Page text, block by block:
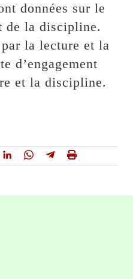
données sur le
de la discipline.
la lecture et la
d’engagement
et la discipline.